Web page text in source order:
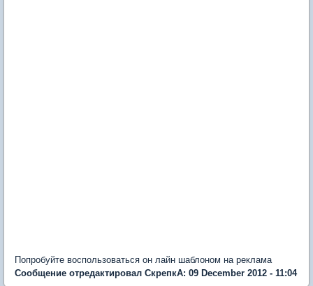
Попробуйте воспользоваться он лайн шаблоном на реклама
Сообщение отредактировал СкрепкА: 09 December 2012 - 11:04